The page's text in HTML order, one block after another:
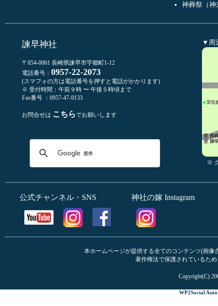
神葬祭（神
諫早神社
〒854-0061 長崎県諫早市宇都町1-12
電話番号： 0957-22-2073
(スマフォの方は電話番号を押すと電話がかかります)
※ 受付時間：午前９時 〜 午後５時頃まで
Fax番号 ：0957-47-9133
お問合せは こちらでお願いします
▼周
※
公式チャンネル・SNS 神社の嫁 Instagram
本ホームページが提供する全てのコンテンツ(画
著作権法で保護されているた
Copyright(C)
WP2Social